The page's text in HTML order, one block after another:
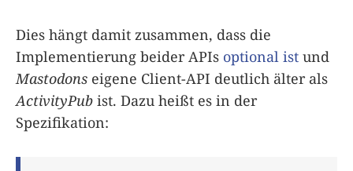
Dies hängt damit zusammen, dass die
Implementierung beider APIs optional ist und
Mastodons eigene Client-API deutlich älter als
ActivityPub ist. Dazu heißt es in der
Spezifikation: